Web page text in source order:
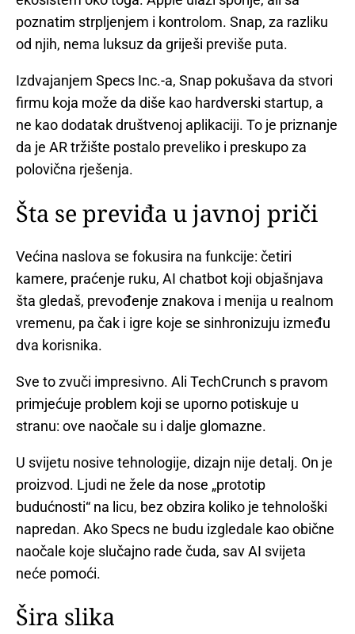
poznatim strpljenjem i kontrolom. Snap, za razliku
od njih, nema luksuz da griješi previše puta.
Izdvajanjem Specs Inc.-a, Snap pokušava da stvori
firmu koja može da diše kao hardverski startup, a
ne kao dodatak društvenoj aplikaciji. To je priznanje
da je AR tržište postalo preveliko i preskupo za
polovična rješenja.
Šta se previđa u javnoj priči
Većina naslova se fokusira na funkcije: četiri
kamere, praćenje ruku, AI chatbot koji objašnjava
šta gledaš, prevođenje znakova i menija u realnom
vremenu, pa čak i igre koje se sinhronizuju između
dva korisnika.
Sve to zvuči impresivno. Ali TechCrunch s pravom
primjećuje problem koji se uporno potiskuje u
stranu: ove naočale su i dalje glomazne.
U svijetu nosive tehnologije, dizajn nije detalj. On je
proizvod. Ljudi ne žele da nose „prototip
budućnosti“ na licu, bez obzira koliko je tehnološki
napredan. Ako Specs ne budu izgledale kao obične
naočale koje slučajno rade čuda, sav AI svijeta
neće pomoći.
Šira slika